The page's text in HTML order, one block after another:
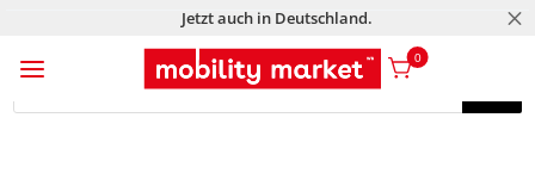
Jetzt auch in Deutschland. M
a 0
Products
Products